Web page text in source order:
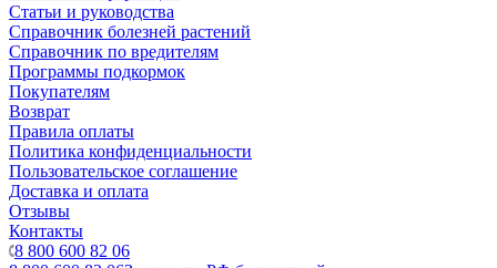
Статьи и руководства
Справочник болезней растений
Справочник по вредителям
Программы подкормок
Покупателям
Возврат
Правила оплаты
Политика конфиденциальности
Пользовательское соглашение
Доставка и оплата
Отзывы
Контакты
8 800 600 82 06